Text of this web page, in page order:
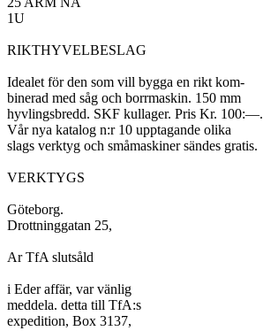
1U
RIKTHYVELBESLAG
Idealet för den som vill bygga en rikt kom-
binerad med såg och borrmaskin. 150 mm
hyvlingsbredd. SKF kullager. Pris Kr. 100:—.
Vår nya katalog n:r 10 upptagande olika
slags verktyg och småmaskiner sändes gratis.
VERKTYGS
Göteborg.
Drottninggatan 25,
Ar TfA slutsåld
i Eder affär, var vänlig
meddela. detta till TfA:s
expedition, Box 3137,